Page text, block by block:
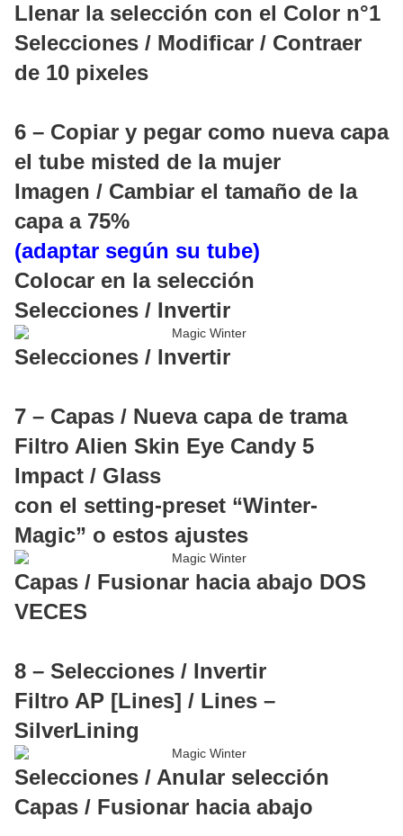
Llenar la selección con el Color n°1
Selecciones / Modificar / Contraer
de 10 pixeles
6 – Copiar y pegar como nueva capa
el tube misted de la mujer
Imagen / Cambiar el tamaño de la
capa a 75%
(adaptar según su tube)
Colocar en la selección
Selecciones / Invertir
Selecciones / Invertir
7 – Capas / Nueva capa de trama
Filtro Alien Skin Eye Candy 5
Impact / Glass
con el setting-preset “Winter-
Magic” o estos ajustes
Capas / Fusionar hacia abajo DOS
VECES
8 – Selecciones / Invertir
Filtro AP [Lines] / Lines –
SilverLining
Selecciones / Anular selección
Capas / Fusionar hacia abajo